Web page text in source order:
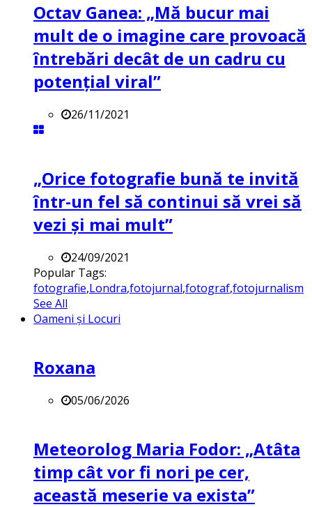
Octav Ganea: „Mă bucur mai
mult de o imagine care provoacă
întrebări decât de un cadru cu
potenţial viral”
26/11/2021
„Orice fotografie bună te invită
într-un fel să continui să vrei să
vezi și mai mult”
24/09/2021
Popular Tags:
fotografie,Londra,fotojurnal,fotograf,fotojurnalism
See All
Oameni și Locuri
Roxana
05/06/2026
Meteorolog Maria Fodor: „Atâta
timp cât vor fi nori pe cer,
această meserie va exista”